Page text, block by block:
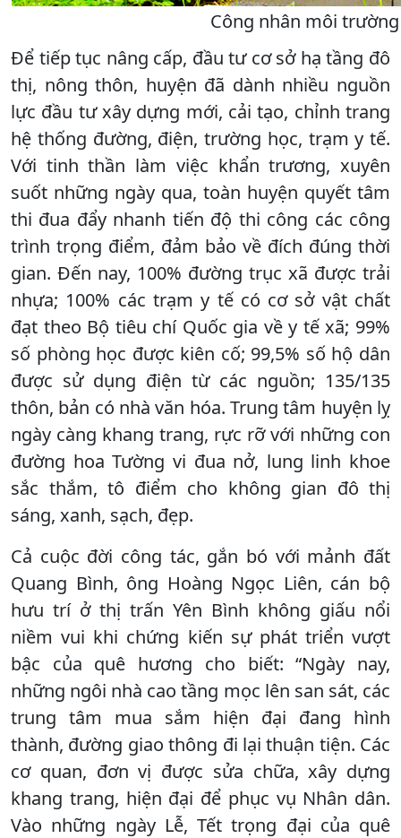
Công nhân môi
Để tiếp tục nâng cấp, đầu tư cơ sở hạ tầng đô
thị, nông thôn, huyện đã dành nhiều nguồn
lực đầu tư xây dựng mới, cải tạo, chỉnh trang
hệ thống đường, điện, trường học, trạm y tế.
Với tinh thần làm việc khẩn trương, xuyên
suốt những ngày qua, toàn huyện quyết tâm
thi đua đẩy nhanh tiến độ thi công các công
trình trọng điểm, đảm bảo về đích đúng thời
gian. Đến nay, 100% đường trục xã được trải
nhựa; 100% các trạm y tế có cơ sở vật chất
đạt theo Bộ tiêu chí Quốc gia về y tế xã; 99%
số phòng học được kiên cố; 99,5% số hộ dân
được sử dụng điện từ các nguồn; 135/135
thôn, bản có nhà văn hóa. Trung tâm huyện lỵ
ngày càng khang trang, rực rỡ với những con
đường hoa Tường vi đua nở, lung linh khoe
sắc thắm, tô điểm cho không gian đô thị
sáng, xanh, sạch, đẹp.
Cả cuộc đời công tác, gắn bó với mảnh đất
Quang Bình, ông Hoàng Ngọc Liên, cán bộ
hưu trí ở thị trấn Yên Bình không giấu nổi
niềm vui khi chứng kiến sự phát triển vượt
bậc của quê hương cho biết: “Ngày nay,
những ngôi nhà cao tầng mọc lên san sát, các
trung tâm mua sắm hiện đại đang hình
thành, đường giao thông đi lại thuận tiện. Các
cơ quan, đơn vị được sửa chữa, xây dựng
khang trang, hiện đại để phục vụ Nhân dân.
Vào những ngày Lễ, Tết trọng đại của quê